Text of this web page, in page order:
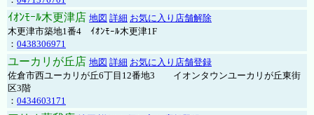
ｲｵﾝﾓｰﾙ木更津店 地図 詳細 お気に入り店舗解除
木更津市築地1番4 ｲｵﾝﾓｰﾙ木更津1F
： 0438306971
ユーカリが丘店 地図 詳細 お気に入り店舗登録
佐倉市西ユーカリが丘6丁目12番地3 イオンタウンユーカリが丘東街
区3階
： 0434603171